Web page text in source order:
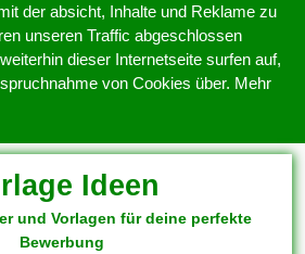
der absicht, Inhalte und Reklame zu
unseren Traffic abgeschlossen
dieser Internetseite surfen auf,
von Cookies über. Mehr
Ideen
und Vorlagen für deine perfekte
Bewerbung